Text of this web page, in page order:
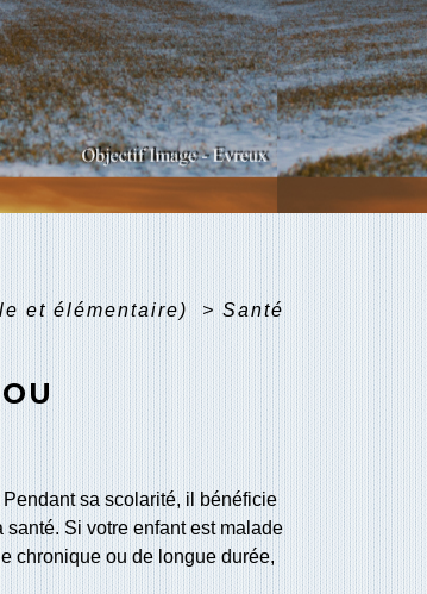
et élémentaire) > Santé
sa scolarité, il bénéficie
Si votre enfant est malade
chronique ou de longue durée,